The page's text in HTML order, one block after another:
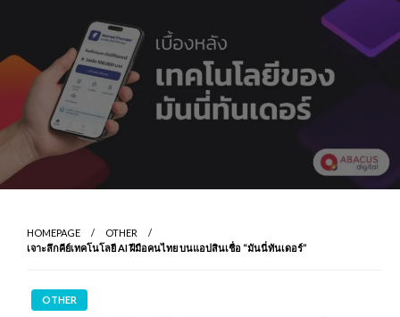
HOMEPAGE
OTHER
เจาะลึกคีย์เทคโนโลยี AI ฝีมือคนไทย บนแอปสินเชื่อ “มันนี่ทันเดอร์”
OTHER